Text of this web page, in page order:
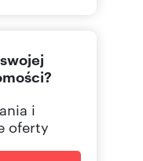
i
oferty